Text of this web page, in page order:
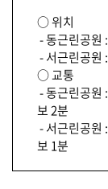
○ 위치
- 동근린공원
- 서근린공원
○ 교통
- 동근린공원
보 2분
- 서근린공원
보 1분